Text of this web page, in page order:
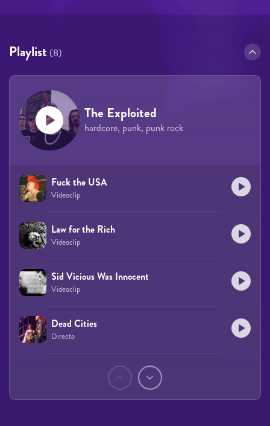
Playlist (8)
The Exploited
hardcore, punk, punk rock
Fuck the USA
Videoclip
Law for the Rich
Videoclip
Sid Vicious Was Innocent
Videoclip
Dead Cities
Directo